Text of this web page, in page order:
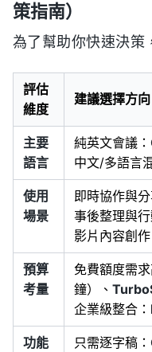
策指南）
為了幫助你快速決策
評估
維度
建議選擇方向
主要
語言
純英文會議：
中文/多語言
使用
場景
即時協作與分
事後整理與行
影片內容創作
預算
考量
免費額度需求
鐘）、
企業級整合：
功能
只需逐字稿：